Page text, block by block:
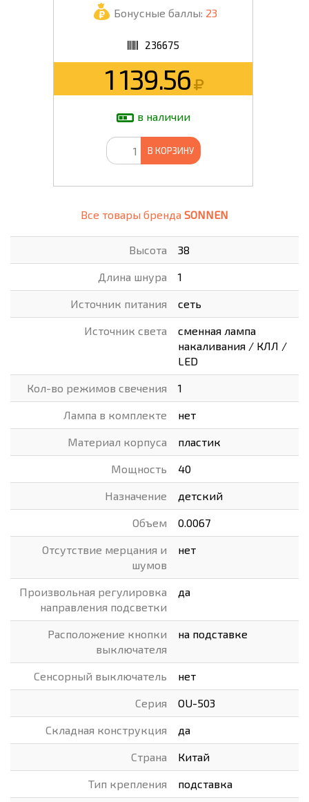
Бонусные баллы: 23
236675
1 139.56
в наличии
В КОРЗИНУ
Все товары бренда SONNEN
Высота 38
Длина шнура 1
Источник питания сеть
Источник света
сменная лампа
накаливания / КЛЛ /
LED
Кол-во режимов свечения 1
Лампа в комплекте нет
Материал корпуса пластик
Мощность 40
Назначение детский
Объем 0.0067
Отсутствие мерцания и
шумов
нет
Произвольная регулировка
направления подсветки
да
Расположение кнопки
выключателя
на подставке
Сенсорный выключатель нет
Серия OU-503
Складная конструкция да
Страна Китай
Тип крепления подставка